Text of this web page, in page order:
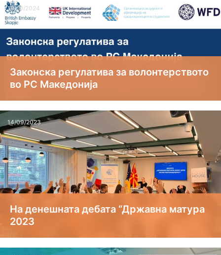
19/10/2024
Законска регулатива за волонтерството
во РС Македонија
14/09/2023
На денешната дебата “Државна матура
2023